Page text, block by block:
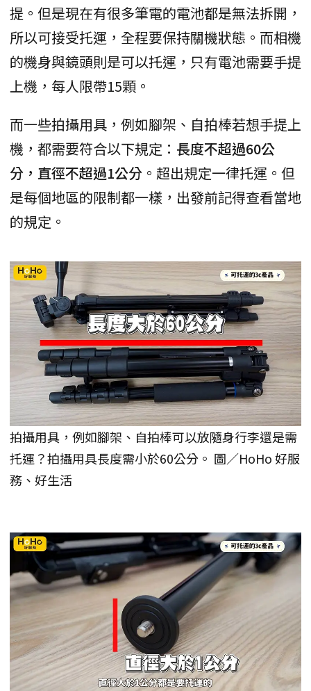
提。但是現在有很多筆電的電池都是無法拆開，
所以可接受托運，全程要保持關機狀態。而相機
的機身與鏡頭則是可以托運，只有電池需要手提
上機，每人限帶15顆。
而一些拍攝用具，例如腳架、自拍棒若想手提上
機，都需要符合以下規定： 長度不超過60公
分，直徑不超過1公分 。超出規定一律托運。但
是每個地區的限制都一樣，出發前記得查看當地
的規定。
拍攝用具，例如腳架、自拍棒可以放隨身行李還是需
托運？拍攝用具長度需小於60公分。 圖／HoHo 好服
務、好生活